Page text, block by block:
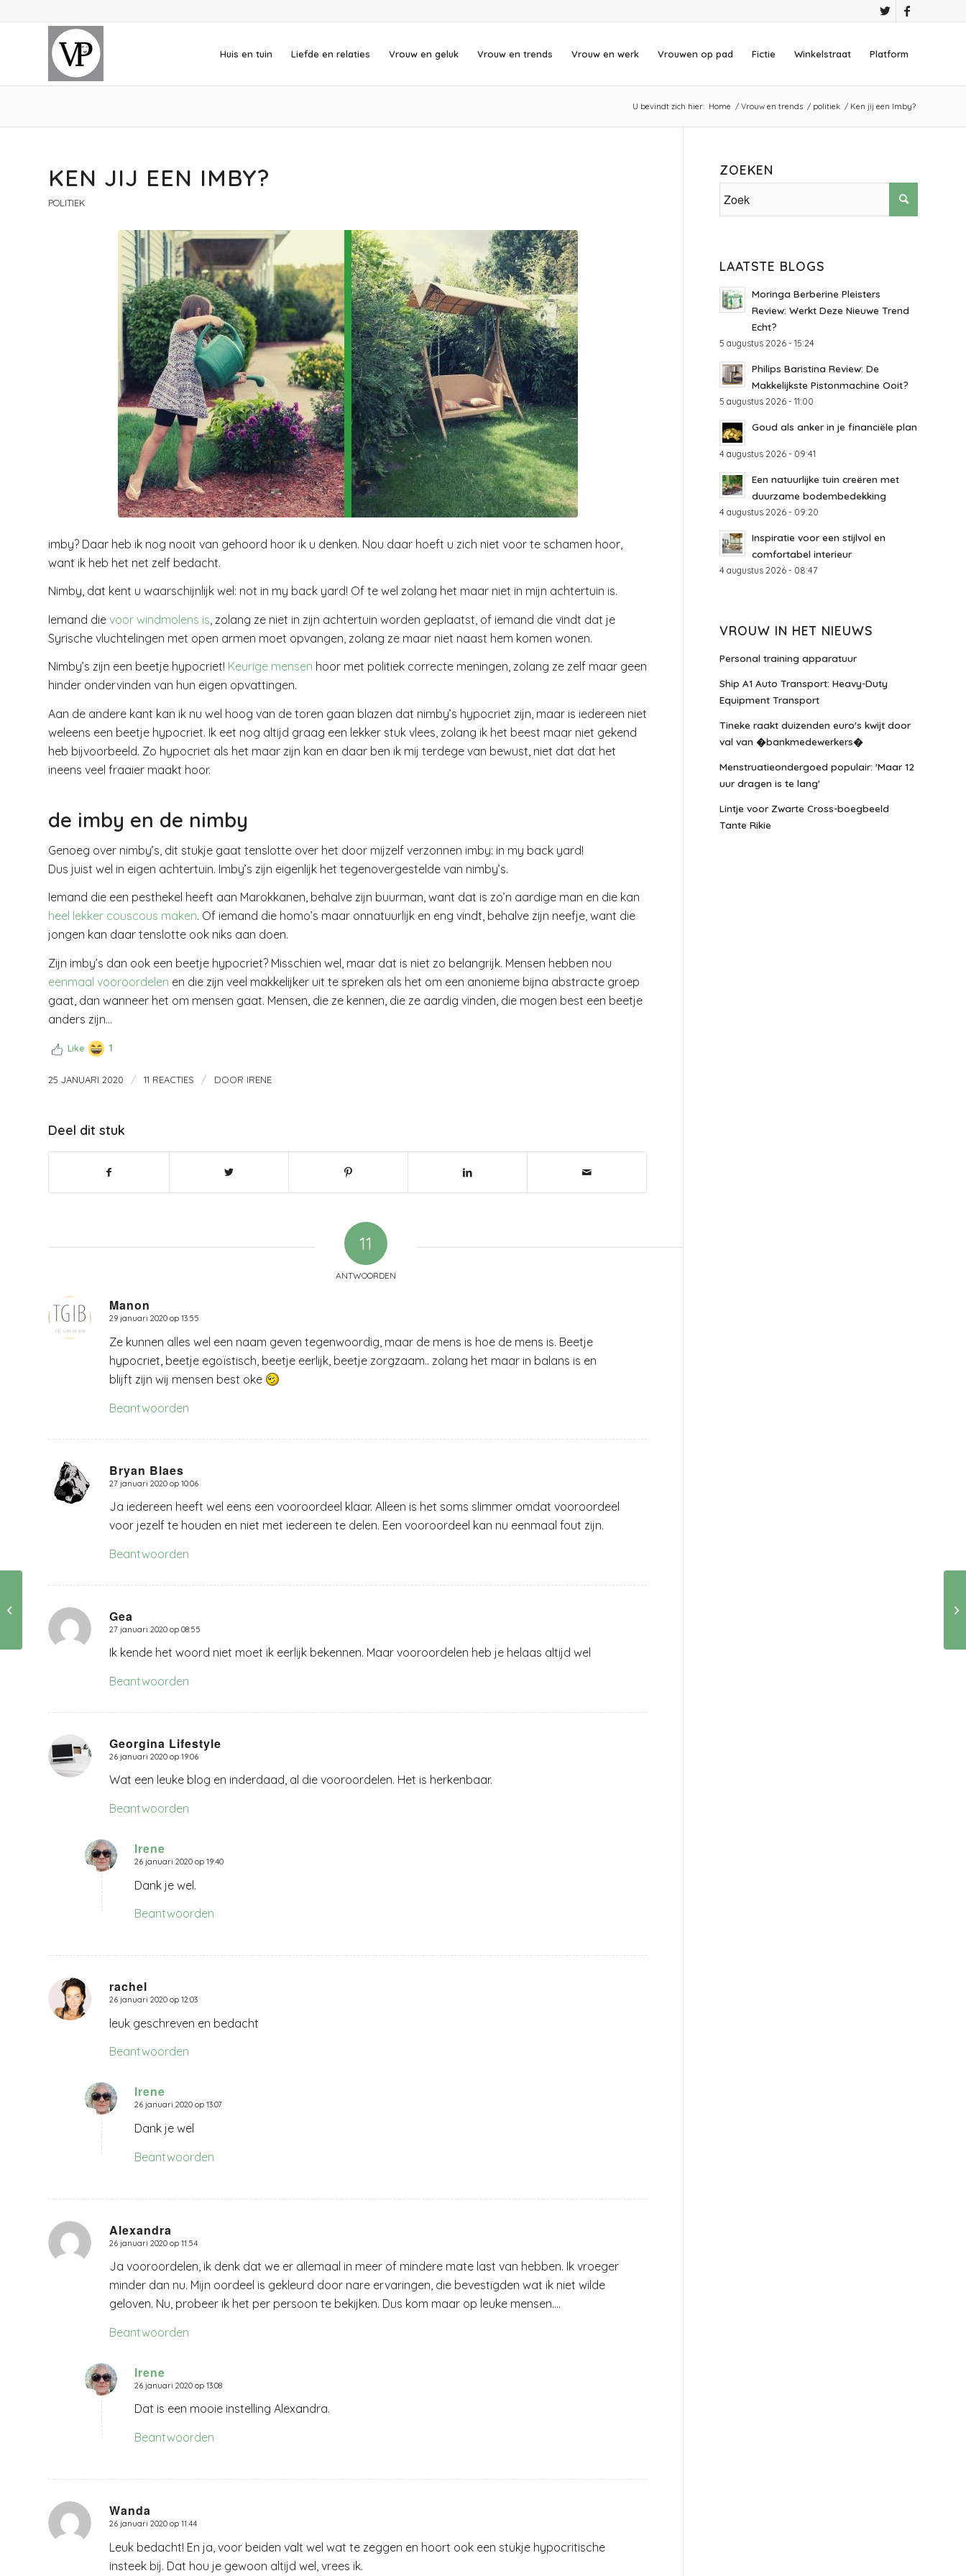
Huis en tuin Liefde en relaties Vrouw en geluk Vrouw en trends Vrouw en werk Vrouwen op pad Fictie Winkelstraat Platform
U bevindt zich hier: Home / Vrouw en trends / politiek / Ken jij een Imby?
KEN JIJ EEN IMBY?
POLITIEK
imby? Daar heb ik nog nooit van gehoord hoor ik u denken. Nou daar hoeft u zich niet voor te schamen hoor,
want ik heb het net zelf bedacht.
Nimby, dat kent u waarschijnlijk wel: not in my back yard! Of te wel zolang het maar niet in mijn achtertuin is.
Iemand die voor windmolens is , zolang ze niet in zijn achtertuin worden geplaatst, of iemand die vindt dat je
Syrische vluchtelingen met open armen moet opvangen, zolang ze maar niet naast hem komen wonen.
Nimby’s zijn een beetje hypocriet! Keurige mensen hoor met politiek correcte meningen, zolang ze zelf maar geen
hinder ondervinden van hun eigen opvattingen.
Aan de andere kant kan ik nu wel hoog van de toren gaan blazen dat nimby’s hypocriet zijn, maar is iedereen niet
weleens een beetje hypocriet. Ik eet nog altijd graag een lekker stuk vlees, zolang ik het beest maar niet gekend
heb bijvoorbeeld. Zo hypocriet als het maar zijn kan en daar ben ik mij terdege van bewust, niet dat dat het
ineens veel fraaier maakt hoor.
de imby en de nimby
Genoeg over nimby’s, dit stukje gaat tenslotte over het door mijzelf verzonnen imby: in my back yard!
Dus juist wel in eigen achtertuin. Imby’s zijn eigenlijk het tegenovergestelde van nimby’s.
Iemand die een pesthekel heeft aan Marokkanen, behalve zijn buurman, want dat is zo’n aardige man en die kan
heel lekker couscous maken. Of iemand die homo’s maar onnatuurlijk en eng vindt, behalve zijn neefje, want die
jongen kan daar tenslotte ook niks aan doen.
Zijn imby’s dan ook een beetje hypocriet? Misschien wel, maar dat is niet zo belangrijk. Mensen hebben nou
eenmaal vooroordelen en die zijn veel makkelijker uit te spreken als het om een anonieme bijna abstracte groep
gaat, dan wanneer het om mensen gaat. Mensen, die ze kennen, die ze aardig vinden, die mogen best een beetje
anders zijn…
Like 1
25 JANUARI 2020 / 11 REACTIES / DOOR IRENE
Deel dit stuk
11
ANTWOORDEN
Manon
zegt:
29 januari 2020 op 13:55
Ze kunnen alles wel een naam geven tegenwoordig, maar de mens is hoe de mens is. Beetje
hypocriet, beetje egoïstisch, beetje eerlijk, beetje zorgzaam.. zolang het maar in balans is en
blijft zijn wij mensen best oke
Beantwoorden
Bryan Blaes
zegt:
27 januari 2020 op 10:06
Ja iedereen heeft wel eens een vooroordeel klaar. Alleen is het soms slimmer omdat vooroordeel
voor jezelf te houden en niet met iedereen te delen. Een vooroordeel kan nu eenmaal fout zijn.
Beantwoorden
Gea
zegt:
27 januari 2020 op 08:55
Ik kende het woord niet moet ik eerlijk bekennen. Maar vooroordelen heb je helaas altijd wel
Beantwoorden
Georgina Lifestyle
zegt:
26 januari 2020 op 19:06
Wat een leuke blog en inderdaad, al die vooroordelen. Het is herkenbaar.
Beantwoorden
Irene
zegt:
26 januari 2020 op 19:40
Dank je wel.
Beantwoorden
rachel
zegt:
26 januari 2020 op 12:03
leuk geschreven en bedacht
Beantwoorden
Irene
zegt:
26 januari 2020 op 13:07
Dank je wel
Beantwoorden
Alexandra
zegt:
26 januari 2020 op 11:54
Ja vooroordelen, ik denk dat we er allemaal in meer of mindere mate last van hebben. Ik vroeger
minder dan nu. Mijn oordeel is gekleurd door nare ervaringen, die bevestigden wat ik niet wilde
geloven. Nu, probeer ik het per persoon te bekijken. Dus kom maar op leuke mensen….
Beantwoorden
Irene
zegt:
26 januari 2020 op 13:08
Dat is een mooie instelling Alexandra.
Beantwoorden
Wanda
zegt:
26 januari 2020 op 11:44
Leuk bedacht! En ja, voor beiden valt wel wat te zeggen en hoort ook een stukje hypocritische
insteek bij. Dat hou je gewoon altijd wel, vrees ik.
ZOEKEN
LAATSTE BLOGS
Moringa Berberine Pleisters
Review: Werkt Deze Nieuwe Trend
Echt?
5 augustus 2026 - 15:24
Philips Baristina Review: De
Makkelijkste Pistonmachine Ooit?
5 augustus 2026 - 11:00
Goud als anker in je financiële plan
4 augustus 2026 - 09:41
Een natuurlijke tuin creëren met
duurzame bodembedekking
4 augustus 2026 - 09:20
Inspiratie voor een stijlvol en
comfortabel interieur
4 augustus 2026 - 08:47
VROUW IN HET NIEUWS
Personal training apparatuur
Ship A1 Auto Transport: Heavy-Duty
Equipment Transport
Tineke raakt duizenden euro's kwijt door
val van �bankmedewerkers�
Menstruatieondergoed populair: 'Maar 12
uur dragen is te lang'
Lintje voor Zwarte Cross-boegbeeld
Tante Rikie